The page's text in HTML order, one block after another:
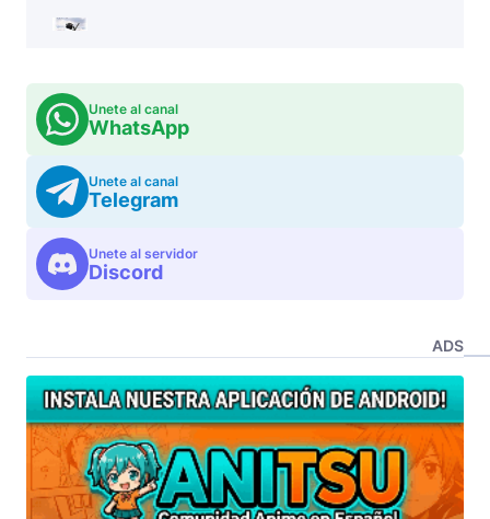
Unete al canal
WhatsApp
Unete al canal
Telegram
Unete al servidor
Discord
ADS